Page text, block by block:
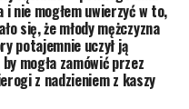
i nie mogłem uwierzyć w to,
się, że młody mężczyzna
potajemnie uczył ją
mogła zamówić przez
z nadzieniem z kaszy